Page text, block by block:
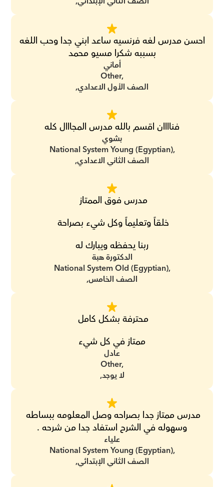
محترفة بشكل كامل
ممتاز في كل شيء
عادل
لا يوجد,
Other,
وسهوله في الشرح استفاد جدا من شرحه .
علياء
الصف الثاني الإبتدائي,
National System Young (Egyptian),
بسببه شكرا مسيو محمد
أماني
الصف الأول الاعدادي,
Other,
فناااان اقسم بالله مدرس المجااال كله
بشوي
الصف الثاني الاعدادي,
National System Young (Egyptian),
مدرس فوق الممتاز
خلقاً وتعليماً وكل شيء بصراحة
ربنا يحفظه ويبارك له
الدكتورة هبة
الصف الخامس,
National System Old (Egyptian),